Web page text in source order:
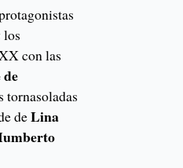
los
con las
de
tornasoladas
deLina